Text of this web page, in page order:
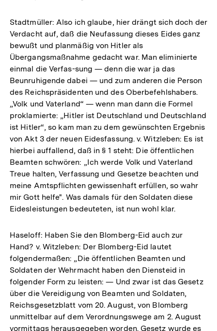
Stadtmüller: Also ich glaube, hier drängt sich doch der
Verdacht auf, daß die Neufassung dieses Eides ganz
bewußt und planmäßig von Hitler als
Übergangsmaßnahme gedacht war. Man eliminierte
einmal die Verfas-sung — denn die war ja das
Beunruhigende dabei — und zum anderen die Person
des Reichspräsidenten und des Oberbefehlshabers.
„Volk und Vaterland“ — wenn man dann die Formel
proklamierte: „Hitler ist Deutschland und Deutschland
ist Hitler“, so kam man zu dem gewünschten Ergebnis
von Akt 3 der neuen Eidesfassung. v. Witzleben: Es ist
hierbei auffallend, daß in § 1 steht: Die öffentlichen
Beamten schwören: „Ich werde Volk und Vaterland
Treue halten, Verfassung und Gesetze beachten und
meine Amtspflichten gewissenhaft erfüllen, so wahr
mir Gott helfe". Was damals für den Soldaten diese
Eidesleistungen bedeuteten, ist nun wohl klar.
Haseloff: Haben Sie den Blomberg-Eid auch zur
Hand? v. Witzleben: Der Blomberg-Eid lautet
folgendermaßen: „Die öffentlichen Beamten und
Soldaten der Wehrmacht haben den Diensteid in
folgender Form zu leisten: — Und zwar ist das Gesetz
über die Vereidigung von Beamten und Soldaten,
Reichsgesetzblatt vom 20. August, von Blomberg
unmittelbar auf dem Verordnungswege am 2. August
vormittags herausgegeben worden. Gesetz wurde es